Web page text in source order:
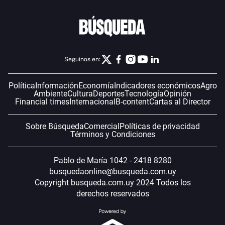
Seguinos en:
PolíticaInformaciónEconomíaIndicadores económicosAgro
AmbienteCulturaDeportesTecnologíaOpinión
Financial timesInternacionalB-contentCartas al Director
Sobre BúsquedaComercialPolíticas de privacidad
Términos y Condiciones
Pablo de María 1042 - 2418 8280
busquedaonline@busqueda.com.uy
Copyright busqueda.com.uy 2024 Todos los
derechos reservados